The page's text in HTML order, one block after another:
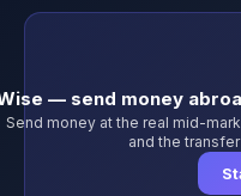
— send money
Send money at the real mid-
and the